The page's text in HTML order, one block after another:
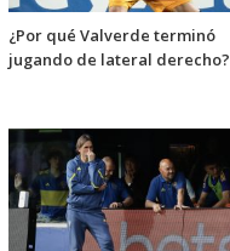
¿Por qué Valverde terminó
jugando de lateral derecho?